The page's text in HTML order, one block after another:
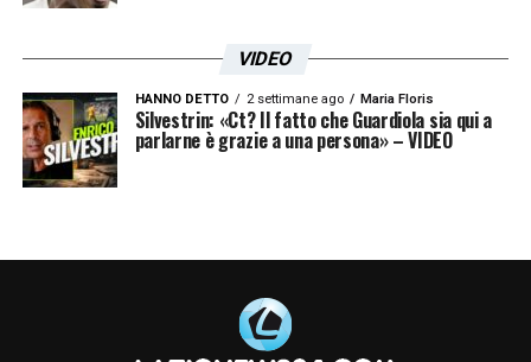
VIDEO
HANNO DETTO 2 settimane ago Maria Floris
Silvestrin: «Ct? Il fatto che Guardiola sia qui a
parlarne è grazie a una persona» – VIDEO